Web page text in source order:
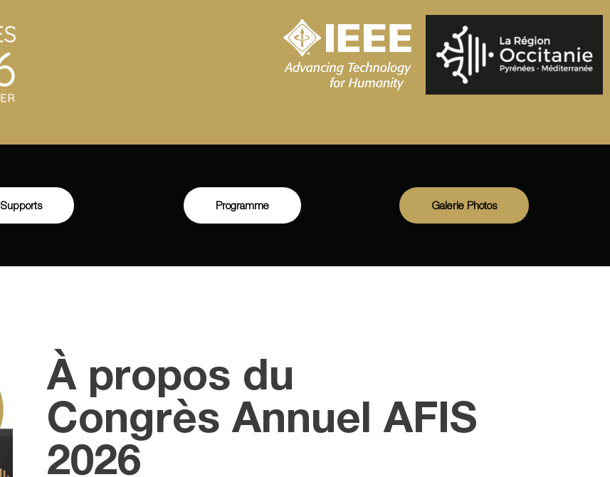
Supports Programme Galerie Photos
À propos du
Congrès Annuel AFIS
2026